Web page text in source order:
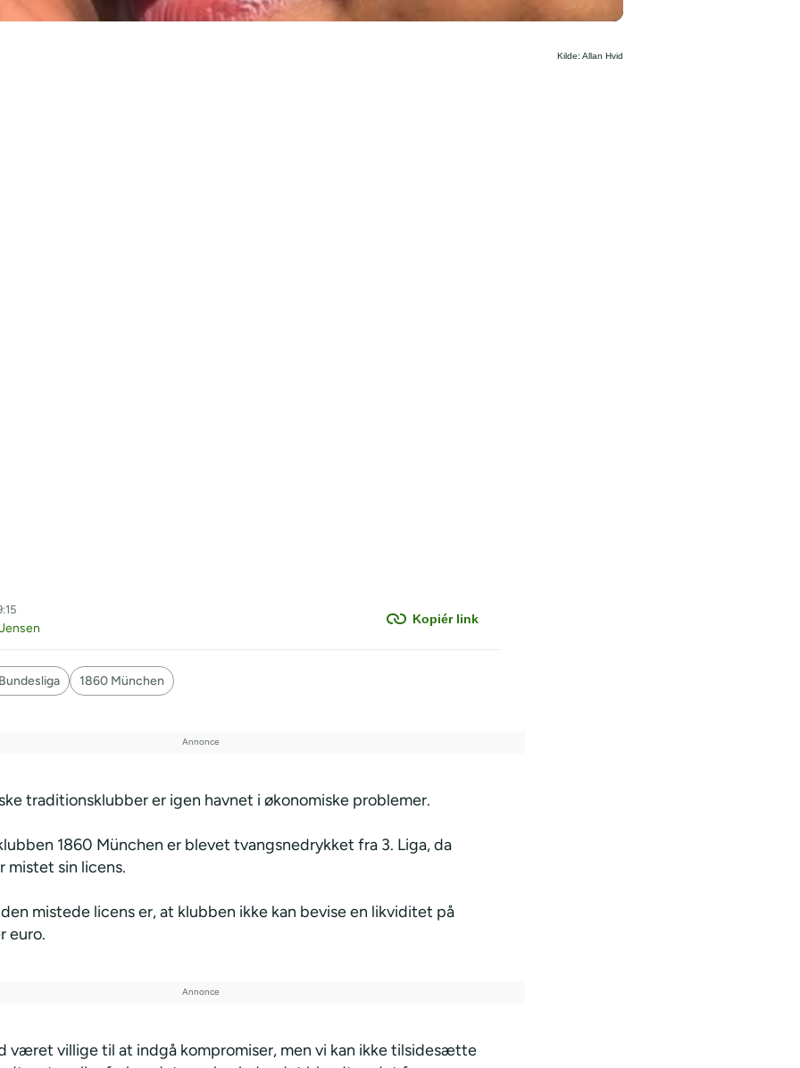
Kilde: Allan Hvid
Kopiér link
1860 München
traditionsklubber er igen havnet i økonomiske problemer.
1860 München er blevet tvangsnedrykket fra 3. Liga, da
mistet sin licens.
mistede licens er, at klubben ikke kan bevise en likviditet på
euro.
været villige til at indgå kompromiser, men vi kan ikke tilsidesætte